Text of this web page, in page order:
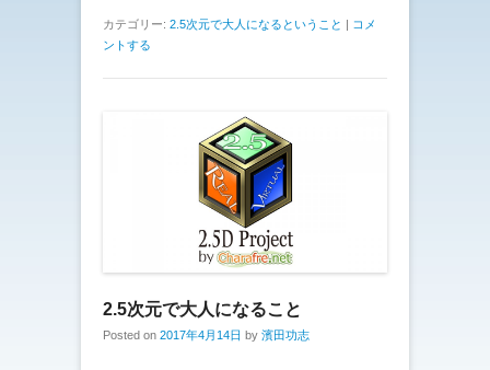
カテゴリー: 2.5次元で大人になるということ | コメ
ントする
2.5次元で大人になること
Posted on 2017年4月14日 by 濱田功志